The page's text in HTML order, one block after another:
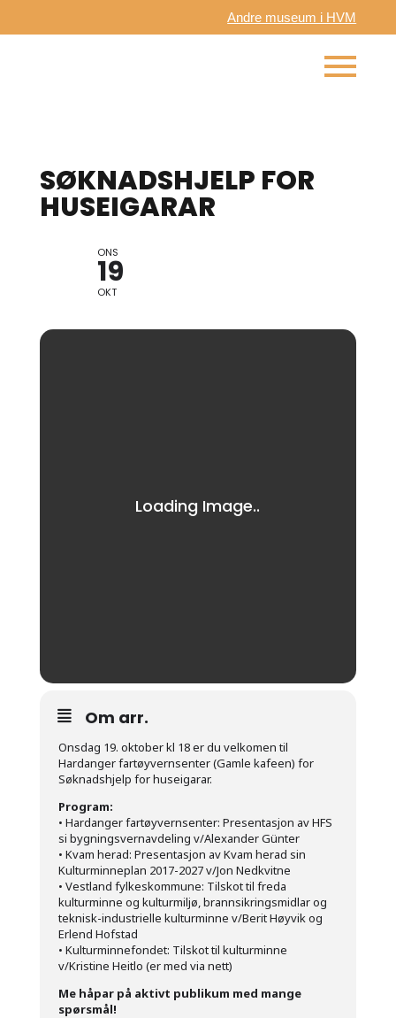
Andre museum i HVM
SØKNADSHJELP FOR
HUSEIGARAR
ONS
19
OKT
Om arr.
Onsdag 19. oktober kl 18 er du velkomen til
Hardanger fartøyvernsenter (Gamle kafeen) for
Søknadshjelp for huseigarar.
Program:
• Hardanger fartøyvernsenter: Presentasjon av HFS
si bygningsvernavdeling v/Alexander Günter
• Kvam herad: Presentasjon av Kvam herad sin
Kulturminneplan 2017-2027 v/Jon Nedkvitne
• Vestland fylkeskommune: Tilskot til freda
kulturminne og kulturmiljø, brannsikringsmidlar og
teknisk-industrielle kulturminne v/Berit Høyvik og
Erlend Hofstad
• Kulturminnefondet: Tilskot til kulturminne
v/Kristine Heitlo (er med via nett)
Me håpar på aktivt publikum med mange
spørsmål!